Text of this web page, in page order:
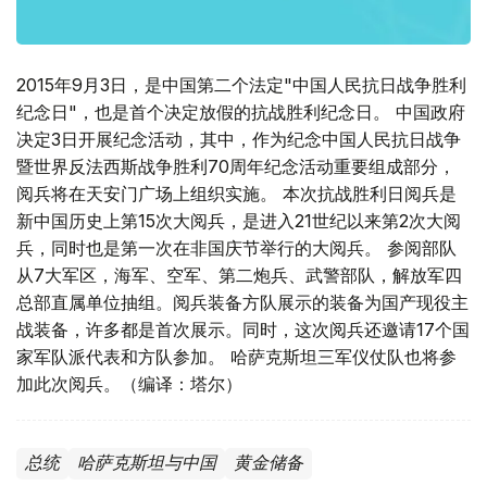
2015年9月3日，是中国第二个法定"中国人民抗日战争胜利
纪念日"，也是首个决定放假的抗战胜利纪念日。 中国政府
决定3日开展纪念活动，其中，作为纪念中国人民抗日战争
暨­世界反法西斯战争胜利70周年纪念活动重要组成部分，
阅兵将在天安门广场上组织实施。 本次抗战胜利日阅兵是
新中国历史上第15次大阅兵，是进入21世纪以来第2次大阅
兵，同时也是第一次在非国庆节举行的大阅兵。 参阅部队
从7大军区，海军、空军、第二炮兵、武警部队，解放军四
总部直属单位抽组。阅兵装备方队展示的装备为国产现役主
战装备，许多都是首次展示。同时，这次阅兵还邀请17个国
家军队派代表和方队参加。 哈萨克斯坦三军仪仗队也将参
加此次阅兵。（编译：塔尔）
总统 哈萨克斯坦与中国 黄金储备